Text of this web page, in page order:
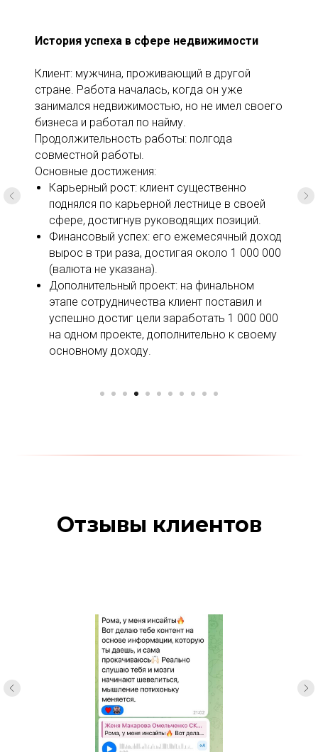
История успеха в сфере недвижимости
Клиент: мужчина, проживающий в другой
стране. Работа началась, когда он уже
занимался недвижимостью, но не имел своего
бизнеса и работал по найму.
Продолжительность работы: полгода
совместной работы.
Основные достижения:
Карьерный рост: клиент существенно
поднялся по карьерной лестнице в своей
сфере, достигнув руководящих позиций.
Финансовый успех: его ежемесячный доход
вырос в три раза, достигая около 1 000 000
(валюта не указана).
Дополнительный проект: на финальном
этапе сотрудничества клиент поставил и
успешно достиг цели заработать 1 000 000
на одном проекте, дополнительно к своему
основному доходу.
Отзывы клиентов